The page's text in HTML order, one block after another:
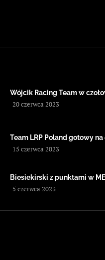
Wójcik Racing Team w
20 czerwca 2023
Team LRP Poland gotowy
15 czerwca 2023
Biesiekirski z punktami w
5 czerwca 2023